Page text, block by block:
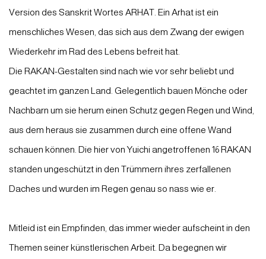
Version des Sanskrit Wortes ARHAT. Ein Arhat ist ein
menschliches Wesen, das sich aus dem Zwang der ewigen
Wiederkehr im Rad des Lebens befreit hat.
Die RAKAN-Gestalten sind nach wie vor sehr beliebt und
geachtet im ganzen Land. Gelegentlich bauen Mönche oder
Nachbarn um sie herum einen Schutz gegen Regen und Wind,
aus dem heraus sie zusammen durch eine offene Wand
schauen können. Die hier von Yuichi angetroffenen 16 RAKAN
standen ungeschützt in den Trümmern ihres zerfallenen
Daches und wurden im Regen genau so nass wie er.
Mitleid ist ein Empfinden, das immer wieder aufscheint in den
Themen seiner künstlerischen Arbeit. Da begegnen wir